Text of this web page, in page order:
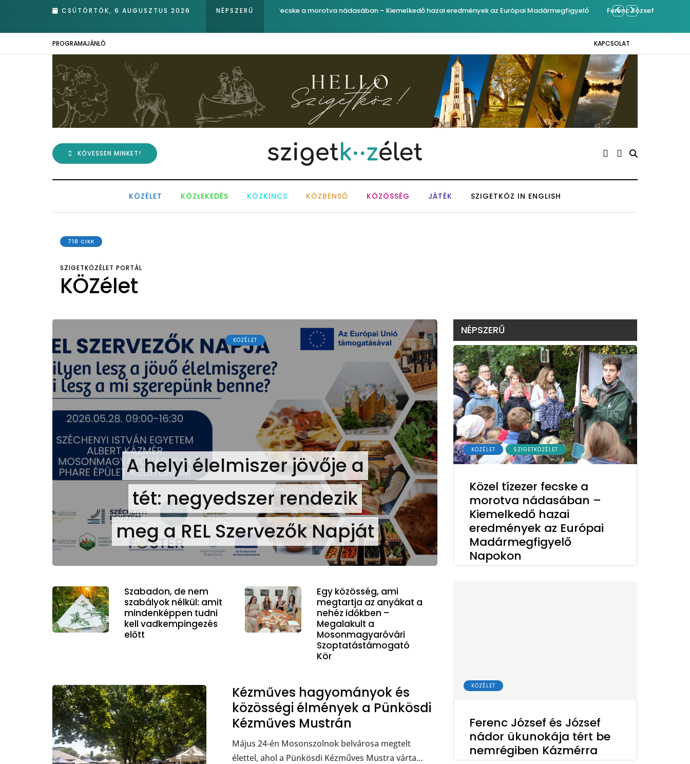
CSÜTÖRTÖK, 6 AUGUSZTUS 2026 NÉPSZERŰ
nádasában – Kiemelkedő hazai eredmények az Európai Madármegfigyelő Ferenc József és József nádor ükunokája tért be nemrégiben Kázmérra
PROGRAMAJÁNLÓ KAPCSOLAT
KÖVESSEN MINKET!
KÖZÉLET KÖZLEKEDÉS KÖZKINCS KÖZBENSŐ KÖZÖSSÉG JÁTÉK SZIGETKÖZ IN ENGLISH
718 CIKK
SZIGETKÖZÉLET PORTÁL
KÖZélet
KÖZÉLET
A helyi élelmiszer jövője a
tét: negyedszer rendezik
meg a REL Szervezők Napját
Szabadon, de nem
szabályok nélkül: amit
mindenképpen tudni
kell vadkempingezés
előtt
Egy közösség, ami
megtartja az anyákat a
nehéz időkben –
Megalakult a
Mosonmagyaróvári
Szoptatástámogató
Kör
Kézműves hagyományok és
közösségi élmények a Pünkösdi
Kézműves Mustrán
Május 24-én Mosonszolnok belvárosa megtelt
élettel, ahol a Pünkösdi Kézműves Mustra várta…
NÉPSZERŰ
KÖZÉLET SZIGETKÖZÉLET
Közel tízezer fecske a
morotva nádasában –
Kiemelkedő hazai
eredmények az Európai
Madármegfigyelő
Napokon
KÖZÉLET
Ferenc József és József
nádor ükunokája tért be
nemrégiben Kázmérra